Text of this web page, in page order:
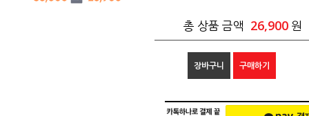
총 상품 금액 26,900 원
장바구니 구매하기